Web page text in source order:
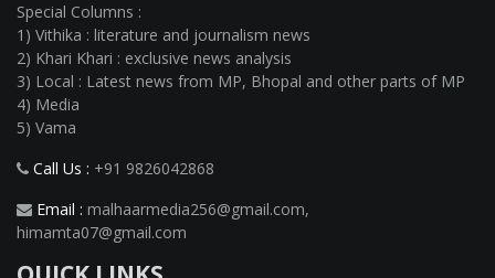
Special Columns :
1) Vithika : literature and journalism news
2) Khari Khari : exclusive news analysis
3) Local : Latest news from MP, Bhopal and other parts of MP
4) Media
5) Vama
Call Us : +91 9826042868
Email : malhaarmedia256@gmail.com,
himamta07@gmail.com